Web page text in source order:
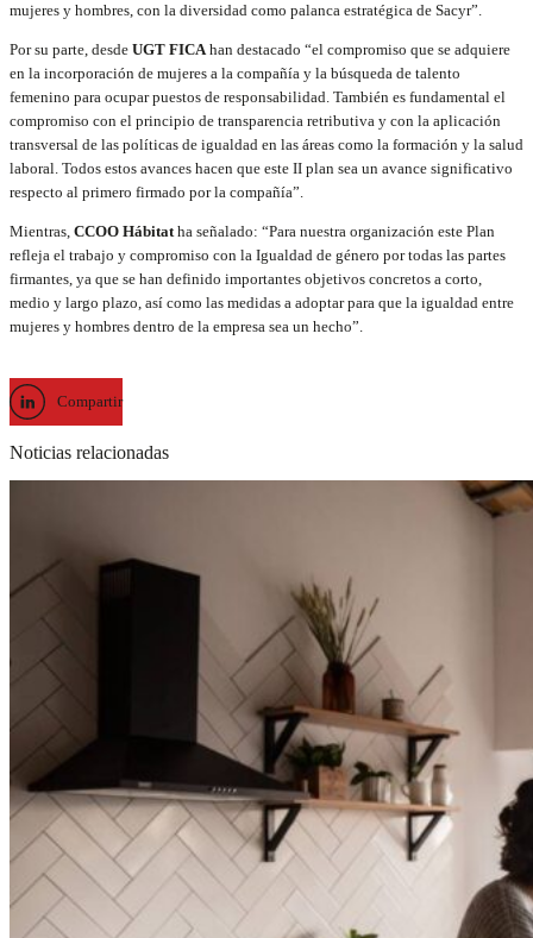
mujeres y hombres, con la diversidad como palanca estratégica de Sacyr”.
Por su parte, desde UGT FICA han destacado “el compromiso que se adquiere
en la incorporación de mujeres a la compañía y la búsqueda de talento
femenino para ocupar puestos de responsabilidad. También es fundamental el
compromiso con el principio de transparencia retributiva y con la aplicación
transversal de las políticas de igualdad en las áreas como la formación y la salud
laboral. Todos estos avances hacen que este II plan sea un avance significativo
respecto al primero firmado por la compañía”.
Mientras, CCOO Hábitat ha señalado: “Para nuestra organización este Plan
refleja el trabajo y compromiso con la Igualdad de género por todas las partes
firmantes, ya que se han definido importantes objetivos concretos a corto,
medio y largo plazo, así como las medidas a adoptar para que la igualdad entre
mujeres y hombres dentro de la empresa sea un hecho”.
Compartir
Noticias relacionadas